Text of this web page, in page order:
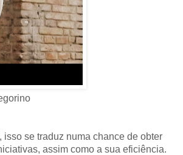
se traduz numa chance de obter
assim como a sua eficiência.